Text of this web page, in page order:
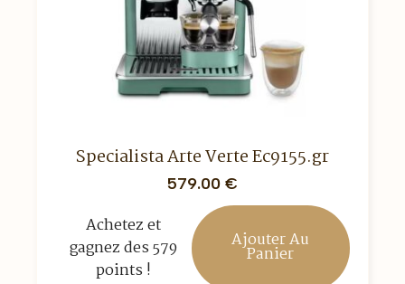
Specialista Arte Verte Ec9155.gr
579.00 €
Achetez et
gagnez des 579
points !
Ajouter Au
Panier